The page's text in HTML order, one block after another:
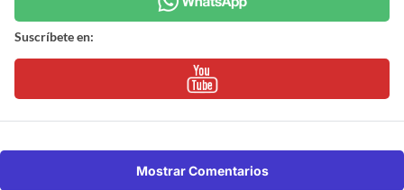
Suscríbete en:
Mostrar Comentarios